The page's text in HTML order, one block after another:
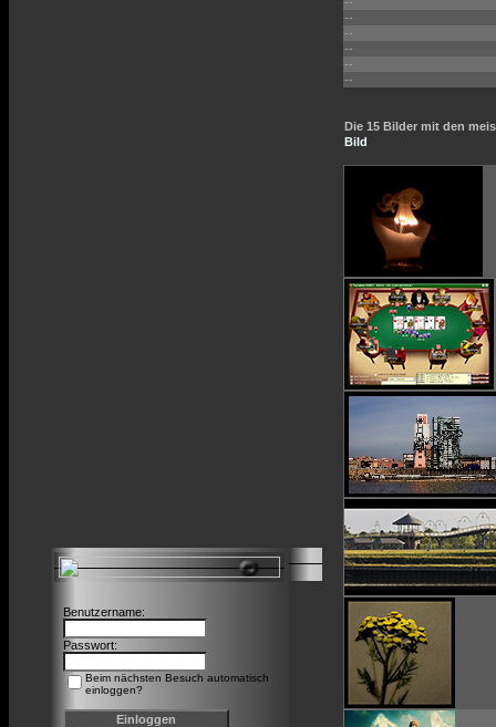
Benutzername:
Passwort:
Beim nächsten Besuch automatisch
einloggen?
--
--
--
--
--
Die 15 Bilder mit den
Bild